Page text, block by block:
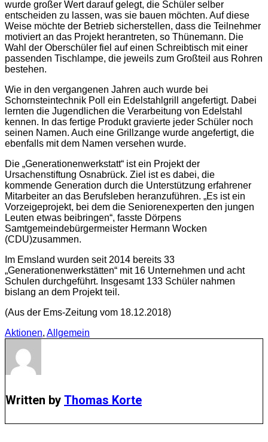
wurde großer Wert darauf gelegt, die Schüler selber
entscheiden zu lassen, was sie bauen möchten. Auf diese
Weise möchte der Betrieb sicherstellen, dass die Teilnehmer
motiviert an das Projekt herantreten, so Thünemann. Die
Wahl der Oberschüler fiel auf einen Schreibtisch mit einer
passenden Tischlampe, die jeweils zum Großteil aus Rohren
bestehen.
Wie in den vergangenen Jahren auch wurde bei
Schornsteintechnik Poll ein Edelstahlgrill angefertigt. Dabei
lernten die Jugendlichen die Verarbeitung von Edelstahl
kennen. In das fertige Produkt gravierte jeder Schüler noch
seinen Namen. Auch eine Grillzange wurde angefertigt, die
ebenfalls mit dem Namen versehen wurde.
Die „Generationenwerkstatt“ ist ein Projekt der
Ursachenstiftung Osnabrück. Ziel ist es dabei, die
kommende Generation durch die Unterstützung erfahrener
Mitarbeiter an das Berufsleben heranzuführen. „Es ist ein
Vorzeigeprojekt, bei dem die Seniorenexperten den jungen
Leuten etwas beibringen“, fasste Dörpens
Samtgemeindebürgermeister Hermann Wocken
(CDU)zusammen.
Im Emsland wurden seit 2014 bereits 33
„Generationenwerkstätten“ mit 16 Unternehmen und acht
Schulen durchgeführt. Insgesamt 133 Schüler nahmen
bislang an dem Projekt teil.
(Aus der Ems-Zeitung vom 18.12.2018)
Aktionen, Allgemein
Written by Thomas Korte